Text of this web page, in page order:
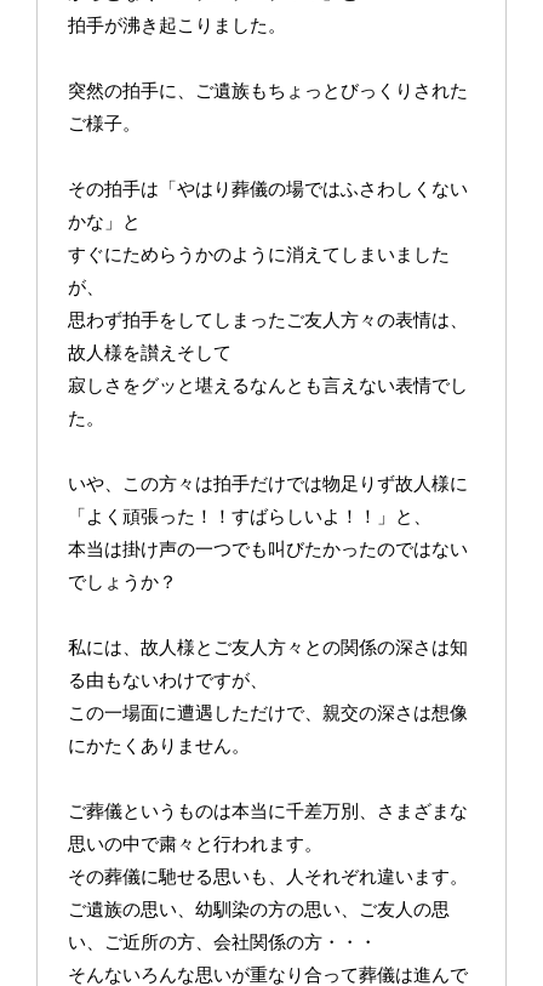
拍手が沸き起こりました。
突然の拍手に、ご遺族もちょっとびっくりされた
ご様子。
その拍手は「やはり葬儀の場ではふさわしくない
かな」と
すぐにためらうかのように消えてしまいました
が、
思わず拍手をしてしまったご友人方々の表情は、
故人様を讃えそして
寂しさをグッと堪えるなんとも言えない表情でし
た。
いや、この方々は拍手だけでは物足りず故人様に
「よく頑張った！！すばらしいよ！！」と、
本当は掛け声の一つでも叫びたかったのではない
でしょうか？
私には、故人様とご友人方々との関係の深さは知
る由もないわけですが、
この一場面に遭遇しただけで、親交の深さは想像
にかたくありません。
ご葬儀というものは本当に千差万別、さまざまな
思いの中で粛々と行われます。
その葬儀に馳せる思いも、人それぞれ違います。
ご遺族の思い、幼馴染の方の思い、ご友人の思
い、ご近所の方、会社関係の方・・・
そんないろんな思いが重なり合って葬儀は進んで